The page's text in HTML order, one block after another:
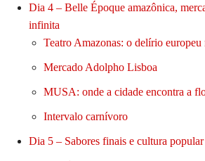
Dia 4 – Belle Époque amazônica,
infinita
Teatro Amazonas: o delírio europeu
Mercado Adolpho Lisboa
MUSA: onde a cidade encontra a
Intervalo carnívoro
Dia 5 – Sabores finais e cultura popular